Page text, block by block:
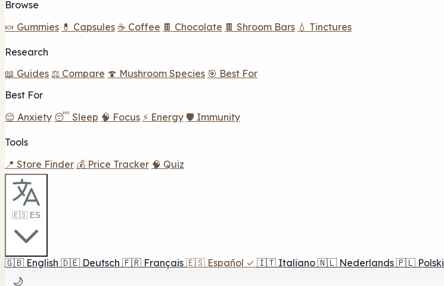
Browse
🍬 Gummies 💊 Capsules ☕ Coffee 🍫 Chocolate 🍫 Shroom Bars 💧 Tinctures
Research
📖 Guides ⚖️ Compare 🍄 Mushroom Species 🎯 Best For
Best For
😌 Anxiety 😴 Sleep 🧠 Focus ⚡ Energy 🛡️ Immunity
Tools
📍 Store Finder 💰 Price Tracker 🧠 Quiz
🇪🇸 ES
🇬🇧 English 🇩🇪 Deutsch 🇫🇷 Français 🇪🇸 Español ✓ 🇮🇹 Italiano 🇳🇱 Nederlands 🇵🇱 Polski
🌙